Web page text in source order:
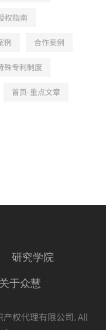
权指南
例 合作案例
殊专利制度
首页-重点文章
研究学院
关于众慧
权代理有限公司. All